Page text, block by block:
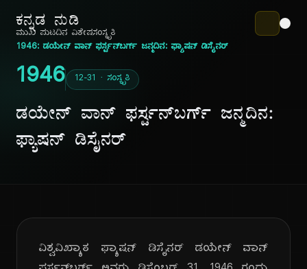
ಕನ್ನಡ ನುಡಿ
ಮುಖ ಪುಟದಿನ ವಿಶೇಷಸಂಸ್ಕೃತಿ
1946: ಡಯೇನ್ ವಾನ್ ಫರ್ಸ್ಟನ್‌ಬರ್ಗ್ ಜನ್ಮದಿನ: ಫ್ಯಾಷನ್ ಡಿಸೈನರ್
1946 12-31 · ಸಂಸ್ಕೃತಿ
ಡಯೇನ್ ವಾನ್ ಫರ್ಸ್ಟನ್‌ಬರ್ಗ್ ಜನ್ಮದಿನ:
ಫ್ಯಾಷನ್ ಡಿಸೈನರ್
ವಿಶ್ವವಿಖ್ಯಾತ ಫ್ಯಾಷನ್ ಡಿಸೈನರ್ ಡಯೇನ್ ವಾನ್